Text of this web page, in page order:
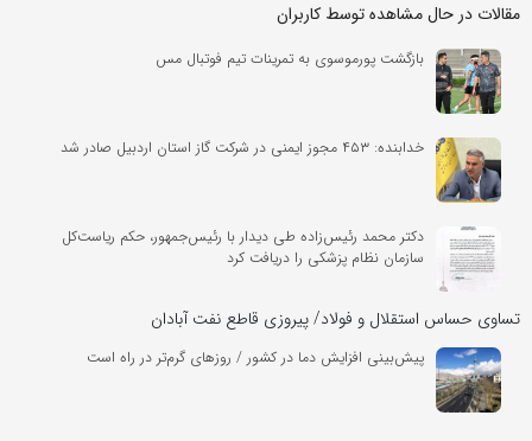
مقالات در حال مشاهده توسط کاربران
بازگشت پورموسوی به تمرینات تیم فوتبال مس
خدابنده: ۴۵۳ مجوز ایمنی در شرکت گاز استان اردبیل صادر شد
دکتر محمد رئیس‌زاده طی دیدار با رئیس‌جمهور، حکم ریاست‌کل
سازمان نظام پزشکی را دریافت کرد
تساوی حساس استقلال و فولاد/ پیروزی قاطع نفت آبادان
پیش‌بینی افزایش دما در کشور / روزهای گرم‌تر در راه است